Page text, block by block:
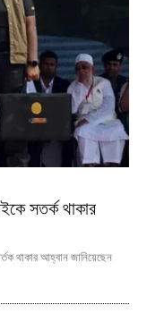
সতর্ক থাকার
থাকার আহ্বান জানিয়েছেন